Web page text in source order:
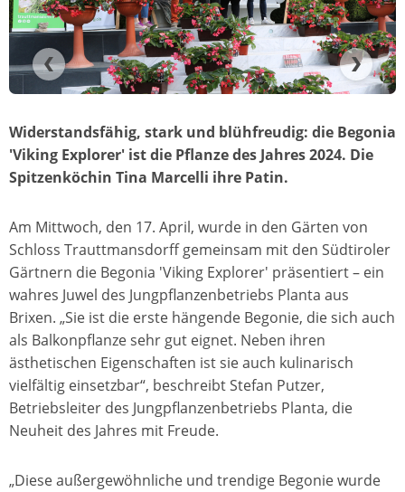
Widerstandsfähig, stark und blühfreudig: die Begonia
'Viking Explorer' ist die Pflanze des Jahres 2024. Die
Spitzenköchin Tina Marcelli ihre Patin.
Am Mittwoch, den 17. April, wurde in den Gärten von
Schloss Trauttmansdorff gemeinsam mit den Südtiroler
Gärtnern die Begonia 'Viking Explorer' präsentiert – ein
wahres Juwel des Jungpflanzenbetriebs Planta aus
Brixen. „Sie ist die erste hängende Begonie, die sich auch
als Balkonpflanze sehr gut eignet. Neben ihren
ästhetischen Eigenschaften ist sie auch kulinarisch
vielfältig einsetzbar“, beschreibt Stefan Putzer,
Betriebsleiter des Jungpflanzenbetriebs Planta, die
Neuheit des Jahres mit Freude.
„Diese außergewöhnliche und trendige Begonie wurde